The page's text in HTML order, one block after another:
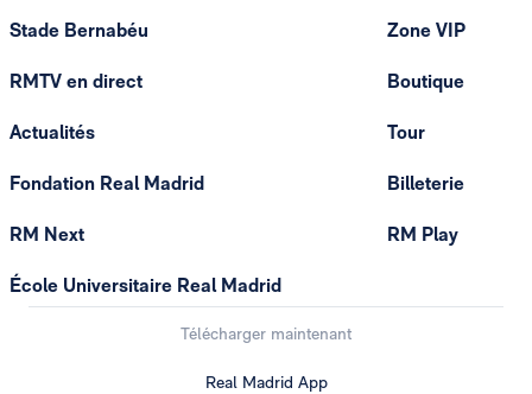
Stade Bernabéu
RMTV en direct
Actualités
Fondation Real Madrid
RM Next
École Universitaire Real Madrid
Zone VIP
Boutique
Tour
Billeterie
RM Play
Télécharger maintenant
Real Madrid App